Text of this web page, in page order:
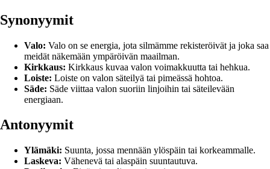
Synonyymit
Valo: Valo on se energia, jota silmämme rekisteröivät ja joka saa
meidät näkemään ympäröivän maailman.
Kirkkaus: Kirkkaus kuvaa valon voimakkuutta tai hehkua.
Loiste: Loiste on valon säteilyä tai pimeässä hohtoa.
Säde: Säde viittaa valon suoriin linjoihin tai säteilevään
energiaan.
Antonyymit
Ylämäki: Suunta, jossa mennään ylöspäin tai korkeammalle.
Laskeva: Vähenevä tai alaspäin suuntautuva.